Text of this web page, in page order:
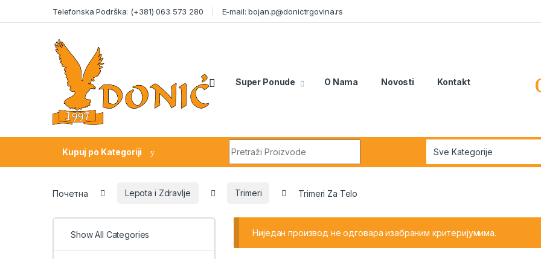
Telefonska Podrška: (+381) 063 573 280 E-mail: bojan.p@donictrgovina.rs
Super Ponude O Nama Novosti Kontakt
Kupuj po Kategoriji
Почетна Lepota i Zdravlje Trimeri Trimeri Za Telo
Ниједан производ не одговара изабраним критеријумима.
Show All Categories